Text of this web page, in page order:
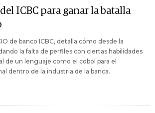
ICBC para ganar la batalla
de banco ICBC, detalla cómo desde la
la falta de perfiles con ciertas habilidades
de un lenguaje como el cobol para el
dentro de la industria de la banca.